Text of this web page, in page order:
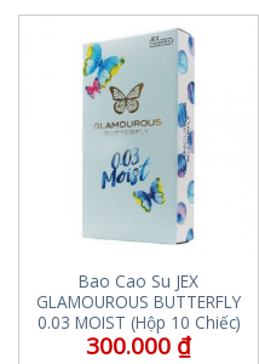
Bao Cao Su JEX
GLAMOUROUS BUTTERFLY
0.03 MOIST (Hộp 10 Chiếc)
300.000 ₫